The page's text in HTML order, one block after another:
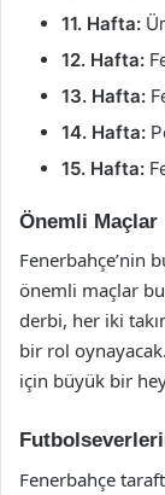
11. Hafta:
12. Hafta:
13. Hafta:
14. Hafta:
15. Hafta:
Önemli Maçlar
Fenerbahçe’nin
önemli maçlar
derbi, her iki
bir rol
için büyük bir
Fenerbahçe